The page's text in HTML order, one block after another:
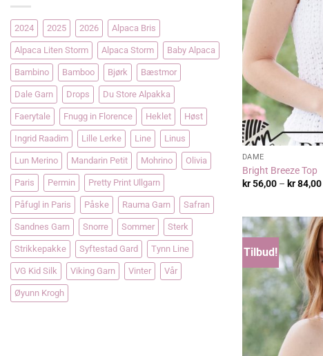
2024 2025 2026 Alpaca Bris
Alpaca Liten Storm Alpaca Storm Baby Alpaca
Bambino Bamboo Bjørk Bæstmor
Dale Garn Drops Du Store Alpakka
Faerytale Fnugg in Florence Heklet Høst
Ingrid Raadim Lille Lerke Line Linus
Lun Merino Mandarin Petit Mohrino Olivia
Paris Permin Pretty Print Ullgarn
Påfugl in Paris Påske Rauma Garn Safran
Sandnes Garn Snorre Sommer Sterk
Strikkepakke Syftestad Gard Tynn Line
VG Kid Silk Viking Garn Vinter Vår
Øyunn Krogh
DAME
Bright Breeze Top
kr56,00 – kr84,00
Tilbud!